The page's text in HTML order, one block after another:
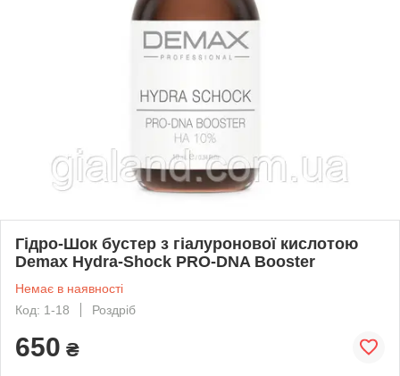
Гідро-Шок бустер з гіалуронової кислотою
Demax Hydra-Shock PRO-DNA Booster
Немає в наявності
Код: 1-18
Роздріб
650 ₴